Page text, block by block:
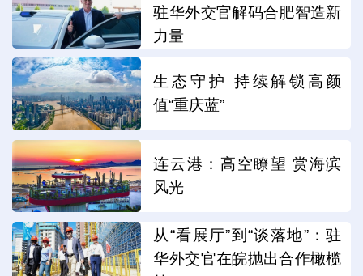
驻华外交官解码合肥智造新
力量
生态守护 持续解锁高颜
值“重庆蓝”
连云港：高空瞭望 赏海滨
风光
从“看展厅”到“谈落地”：驻
华外交官在皖抛出合作橄榄